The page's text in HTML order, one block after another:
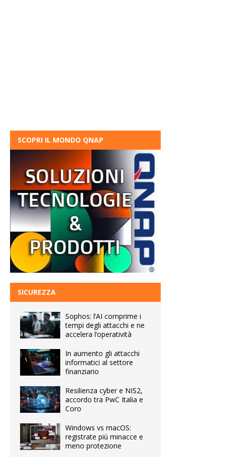
SCOPRI IL MONDO QNAP
SICUREZZA
Sophos: l’AI comprime i
tempi degli attacchi e ne
accelera l’operatività
In aumento gli attacchi
informatici al settore
finanziario
Resilienza cyber e NIS2,
accordo tra PwC Italia e
Coro
Windows vs macOS:
registrate più minacce e
meno protezione